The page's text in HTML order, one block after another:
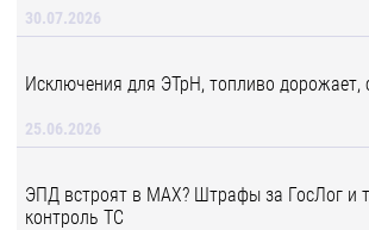
30.07.2026
Исключения для ЭТрН, топливо дорожает,
25.06.2026
ЭПД встроят в MAX? Штрафы за ГосЛог и
контроль ТС